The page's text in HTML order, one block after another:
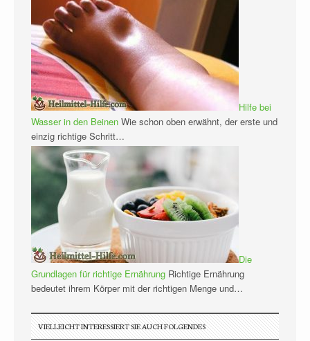
Hilfe bei
Wasser in den Beinen Wie schon oben erwähnt, der erste und
einzig richtige Schritt…
Die
Grundlagen für richtige Ernährung Richtige Ernährung
bedeutet ihrem Körper mit der richtigen Menge und…
VIELLEICHT INTERESSIERT SIE AUCH FOLGENDES